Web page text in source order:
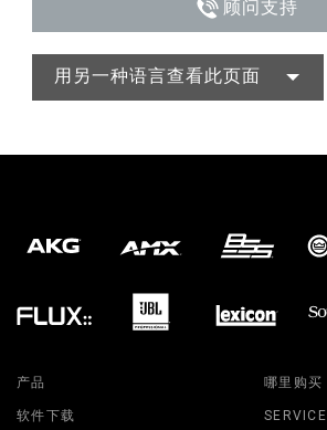
顾问支持
用另一种语言查看此页面
产品
软件下载
哪里购买
SERVICE